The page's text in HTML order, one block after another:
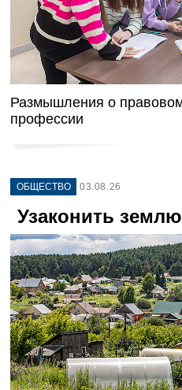
Размышления о
профессии
ОБЩЕСТВО 03.08.26
Узаконить землю